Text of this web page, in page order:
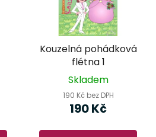
Kouzelná pohádková
flétna 1
Skladem
190 Kč bez DPH
190 Kč